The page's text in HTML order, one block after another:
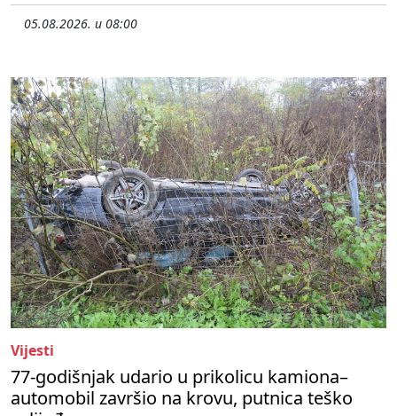
05.08.2026. u 08:00
Vijesti
77-godišnjak udario u prikolicu kamiona–
automobil završio na krovu, putnica teško